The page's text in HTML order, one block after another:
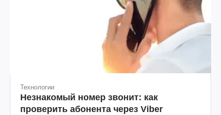
Технологии
Незнакомый номер звонит: как
проверить абонента через Viber